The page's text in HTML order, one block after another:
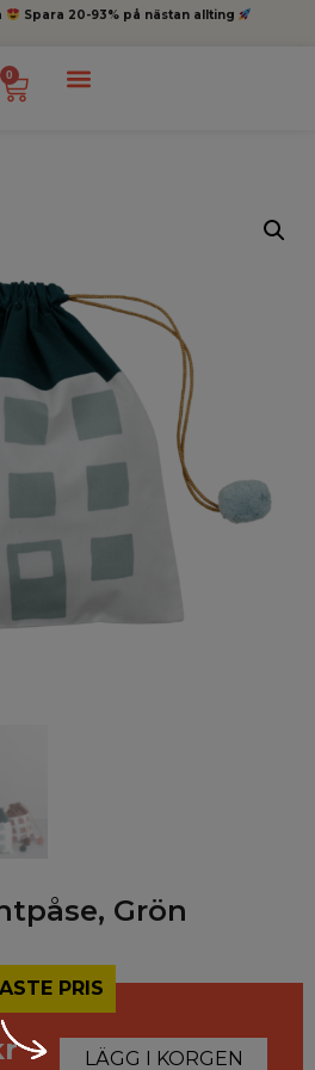
Spara 20-93% på nästan allting
0
Grön
PRIS
LÄGG I KORGEN